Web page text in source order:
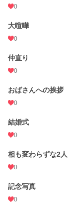
0
大喧嘩
0
仲直り
0
おばさんへの挨拶
0
結婚式
0
相も変わらずな2人
0
記念写真
0